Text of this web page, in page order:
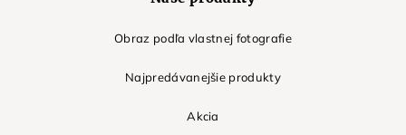
Obraz podľa vlastnej fotografie
Najpredávanejšie produkty
Akcia